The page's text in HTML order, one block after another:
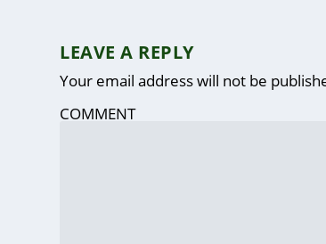
LEAVE A REPLY
Your email address will not be
COMMENT